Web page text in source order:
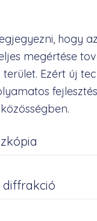
hogy
megértése
Ezért új